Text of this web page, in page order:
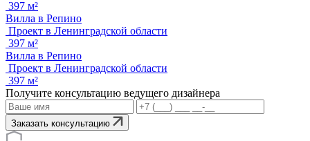
397 м²
Вилла в Репино
Проект в Ленинградской области
397 м²
Вилла в Репино
Проект в Ленинградской области
397 м²
Получите консультацию ведущего дизайнера
Заказать консультацию